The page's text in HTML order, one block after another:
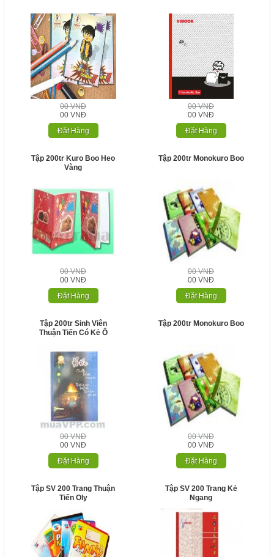
00 VNĐ
00 VNĐ
Đặt Hàng
00 VNĐ
00 VNĐ
Đặt Hàng
Tập 200tr Kuro Boo Heo
Vàng
00 VNĐ
00 VNĐ
Đặt Hàng
Tập 200tr Monokuro Boo
00 VNĐ
00 VNĐ
Đặt Hàng
Tập 200tr Sinh Viên
Thuận Tiến Có Kẻ Ô
00 VNĐ
00 VNĐ
Đặt Hàng
Tập 200tr Monokuro Boo
00 VNĐ
00 VNĐ
Đặt Hàng
Tập SV 200 Trang Thuận
Tiến Oly
Tập SV 200 Trang Kẻ
Ngang